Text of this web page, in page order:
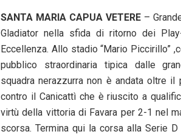
SANTA MARIA CAPUA VETERE –
Gladiator nella sfida di ritorno dei
Eccellenza. Allo stadio “Mario Piccirillo”
pubblico straordinaria tipica dalle
squadra nerazzurra non è andata oltre il
contro il Canicattì che è riuscito a
virtù della vittoria di Favara per 2-1 nel
scorsa. Termina qui la corsa alla Serie